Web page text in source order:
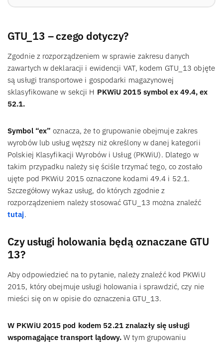
GTU_13 – czego dotyczy?
Zgodnie z rozporządzeniem w sprawie zakresu danych
zawartych w deklaracji i ewidencji VAT, kodem GTU_13 objęte
są usługi transportowe i gospodarki magazynowej
sklasyfikowane w sekcji H PKWiU 2015 symbol ex 49.4, ex
52.1.
Symbol “ex” oznacza, że to grupowanie obejmuje zakres
wyrobów lub usług węższy niż określony w danej kategorii
Polskiej Klasyfikacji Wyrobów i Usług (PKWiU). Dlatego w
takim przypadku należy się ściśle trzymać tego, co zostało
ujęte pod PKWiU 2015 oznaczone kodami 49.4 i 52.1.
Szczegółowy wykaz usług, do których zgodnie z
rozporządzeniem należy stosować GTU_13 można znaleźć
tutaj.
Czy usługi holowania będą oznaczane GTU
13?
Aby odpowiedzieć na to pytanie, należy znaleźć kod PKWiU
2015, który obejmuje usługi holowania i sprawdzić, czy nie
mieści się on w opisie do oznaczenia GTU_13.
W PKWiU 2015 pod kodem 52.21 znalazły się usługi
wspomagające transport lądowy. W tym grupowaniu